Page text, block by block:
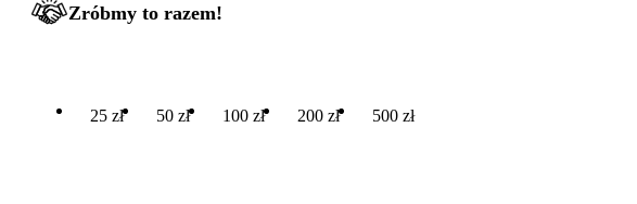
Zróbmy to razem!
25 zł 50 zł 100 zł 200 zł 500 zł